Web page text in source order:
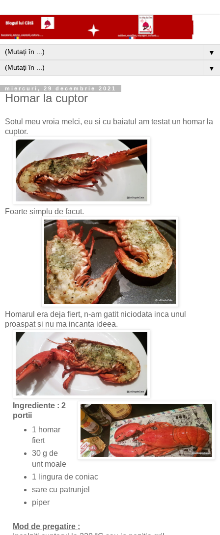
▼
▼
miercuri, 29 decembrie 2021
Homar la cuptor
Sotul meu vroia melci, eu si cu baiatul am testat un homar la
cuptor.
Foarte simplu de facut.
Homarul era deja fiert, n-am gatit niciodata inca unul
proaspat si nu ma incanta ideea.
Ingrediente : 2
portii
1 homar
fiert
30 g de
unt moale
1 lingura de coniac
sare cu patrunjel
piper
Mod de pregatire ;